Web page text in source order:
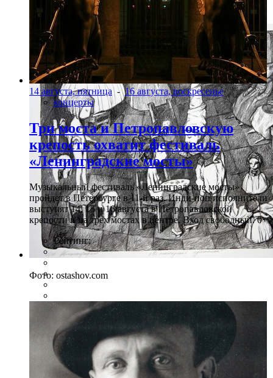
Фото: ostashov.com
Фото: ostashov.com
14 августа, пятница-16 августа, воскресенье
концерты
Три моста и Петропавловскую
крепость охватит фестиваль
«Ленинградские мосты»
Музыкальный фестиваль «Ленинградские мосты»
пройдет в Петербурге в 11-й раз. Инди-поп исполнители
выступят 14, 15 и 16 августа в Петропавловской
крепости и на трех мостах в центре. Вход свободный. 0+
Рейтинг: